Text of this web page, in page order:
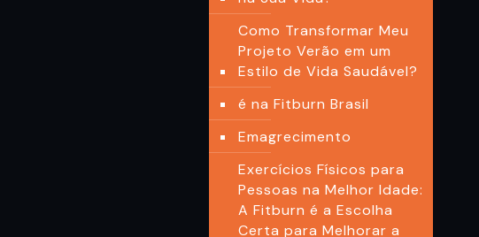
Como Transformar Meu
Projeto Verão em um
Estilo de Vida Saudável?
é na Fitburn Brasil
Emagrecimento
Exercícios Físicos para
Pessoas na Melhor Idade:
A Fitburn é a Escolha
Certa para Melhorar a